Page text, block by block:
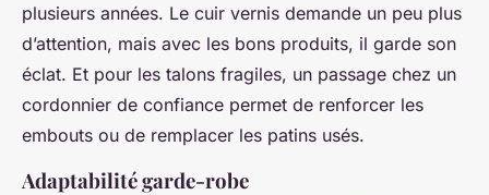
plusieurs années. Le cuir vernis demande un peu plus
d’attention, mais avec les bons produits, il garde son
éclat. Et pour les talons fragiles, un passage chez un
cordonnier de confiance permet de renforcer les
embouts ou de remplacer les patins usés.
Adaptabilité garde-robe